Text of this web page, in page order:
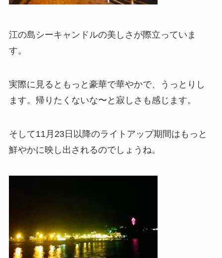
江の島シーキャンドルの美しさが際立っていま
す。
実際に見るともっと豪華で華やかで、うっとりし
ます。帰りたくないな〜と寂しさも感じます。
そして11月23日以降のライトアップ期間はもっと
鮮やかに映し出されるのでしょうね。